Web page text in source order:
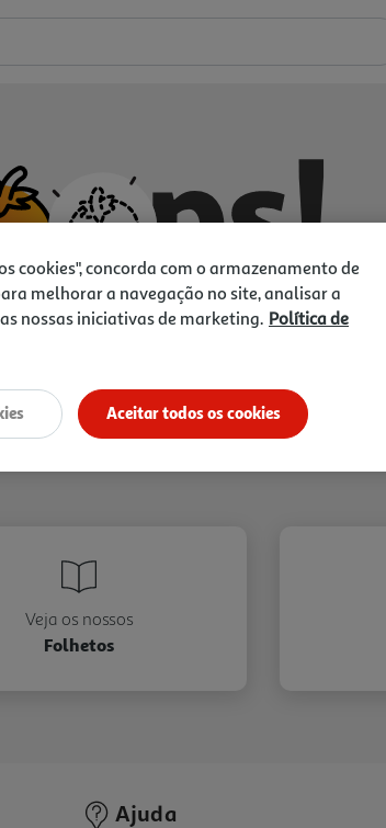
tentar de novo?
Veja os nossos
Folhetos
Ajuda
cookies", concorda com o armazenamento de
melhorar a navegação no site, analisar a
nossas iniciativas de marketing. Política de
Aceitar todos os cookies